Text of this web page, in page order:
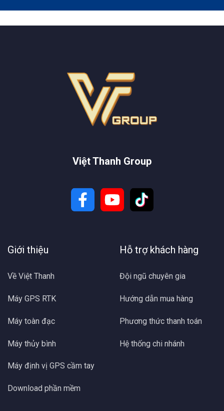
Việt Thanh Group
Giới thiệu
Về Việt Thanh
Máy GPS RTK
Máy toàn đạc
Máy thủy bình
Máy định vị GPS cầm tay
Download phần mềm
Hỗ trợ khách hàng
Đội ngũ chuyên gia
Hướng dẫn mua hàng
Phương thức thanh toán
Hệ thống chi nhánh